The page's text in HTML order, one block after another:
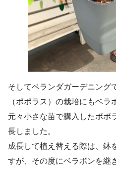
そしてベランダガーデニング
（ポポラス）の栽培にもベラ
元々小さな苗で購入したポポ
長しました。
成長して植え替える際は、鉢
すが、その度にベラボンを継